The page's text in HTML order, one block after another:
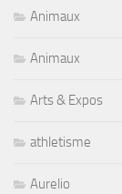
Animaux
Animaux
Arts & Expos
athletisme
Aurelio